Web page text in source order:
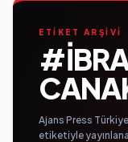
ETİKET ARŞİVİ
Ajans Press
etiketiyle